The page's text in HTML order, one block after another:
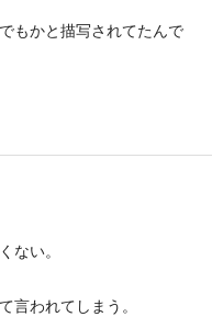
もかと描写されてたんで
ない。
言われてしまう。